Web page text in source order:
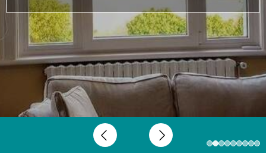
Slide précédentSlide suivant